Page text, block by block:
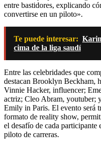
entre bastidores, explicando
convertirse en un piloto».
Te puede interesar:
cima de la liga saudí
Entre las celebridades que
destacan Brooklyn Beckham,
Vinnie Hacker, influencer;
actriz; Cleo Abram, youtuber;
Emily in Paris. El evento será
formato de reality show,
el desafío de cada participante
piloto de carreras.